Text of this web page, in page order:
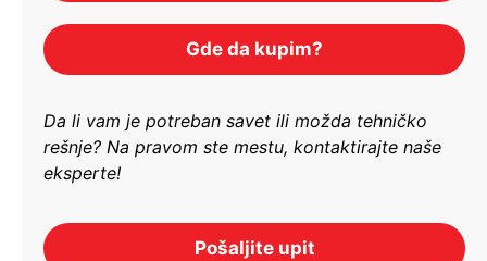
Gde da kupim?
Da li vam je potreban savet ili možda tehničko
rešnje? Na pravom ste mestu, kontaktirajte naše
eksperte!
Pošaljite upit